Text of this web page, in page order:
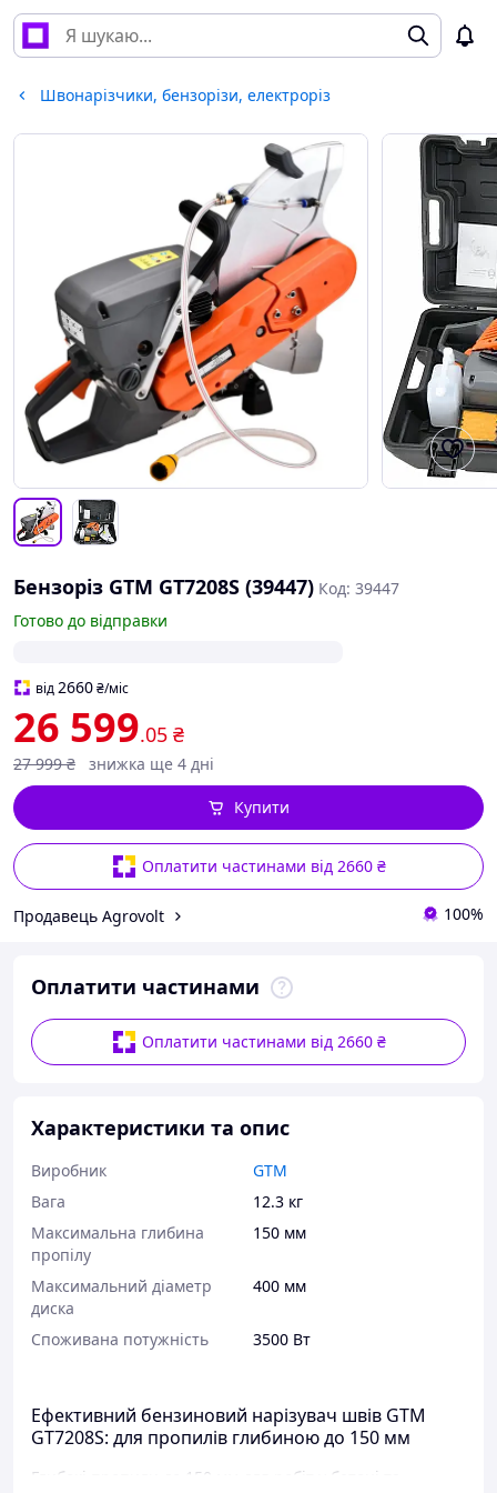
Швонарізчики, бензорізи, електроріз
Бензоріз GTM GT7208S (39447) Код: 39447
Готово до відправки
від2660₴/міс
26 599.05 ₴
27 999 ₴ знижка ще 4 дні
Оплатити частинами від 2660 ₴
Купити
Продавець Agrovolt 100%
Оплатити частинами
Оплатити частинами від 2660 ₴
Характеристики та опис
Виробник
GTM
Вага
12.3 кг
Максимальна глибина
пропілу
150 мм
Максимальний діаметр
диска
400 мм
Споживана потужність 3500 Вт
Ефективний бензиновий нарізувач швів GTM
GT7208S: для пропилів глибиною до 150 мм
Глибокі пропили до 150 мм для робіт у бетоні та